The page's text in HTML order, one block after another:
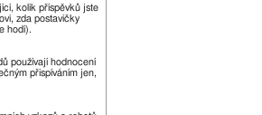
kolik příspěvků jste
zda postavičky
hodí).
používají hodnocení
přispíváním jen,